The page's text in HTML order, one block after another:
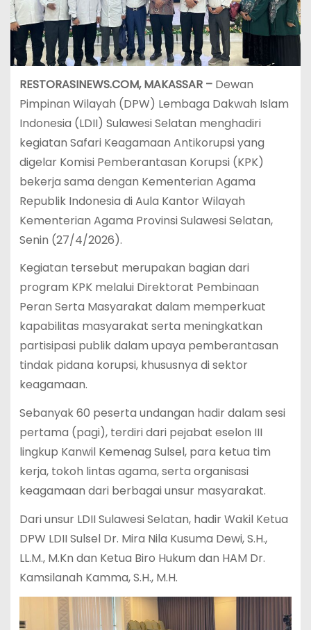
RESTORASINEWS.COM, MAKASSAR –Dewan
Pimpinan Wilayah (DPW) Lembaga Dakwah Islam
Indonesia (LDII) Sulawesi Selatan menghadiri
kegiatan Safari Keagamaan Antikorupsi yang
digelar Komisi Pemberantasan Korupsi (KPK)
bekerja sama dengan Kementerian Agama
Republik Indonesia di Aula Kantor Wilayah
Kementerian Agama Provinsi Sulawesi Selatan,
Senin (27/4/2026).
Kegiatan tersebut merupakan bagian dari
program KPK melalui Direktorat Pembinaan
Peran Serta Masyarakat dalam memperkuat
kapabilitas masyarakat serta meningkatkan
partisipasi publik dalam upaya pemberantasan
tindak pidana korupsi, khususnya di sektor
keagamaan.
Sebanyak 60 peserta undangan hadir dalam sesi
pertama (pagi), terdiri dari pejabat eselon III
lingkup Kanwil Kemenag Sulsel, para ketua tim
kerja, tokoh lintas agama, serta organisasi
keagamaan dari berbagai unsur masyarakat.
Dari unsur LDII Sulawesi Selatan, hadir Wakil Ketua
DPW LDII Sulsel Dr. Mira Nila Kusuma Dewi, S.H.,
LL.M., M.Kn dan Ketua Biro Hukum dan HAM Dr.
Kamsilanah Kamma, S.H., M.H.